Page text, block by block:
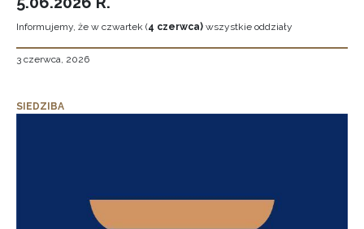
Informujemy, że w czwartek (4 czerwca) wszystkie oddziały
3 czerwca, 2026
SIEDZIBA